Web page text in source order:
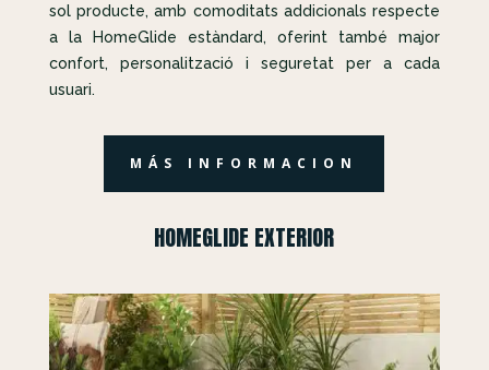
sol producte, amb comoditats addicionals respecte
a la HomeGlide estàndard, oferint també major
confort, personalització i seguretat per a cada
usuari.
MÁS INFORMACION
HOMEGLIDE EXTERIOR